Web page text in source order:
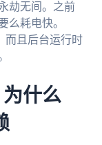
劫无间。之前
么耗电快。
而且后台运行时
什么